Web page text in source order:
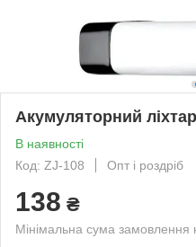
Акумуляторний
В наявності
Код: ZJ-108
Опт і роздріб
138 ₴
Мінімальна сума замовлення